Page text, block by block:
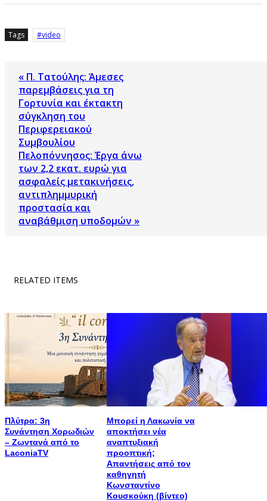
Tags video
« Π. Τατούλης: Άμεσες
παρεμβάσεις για τη
Γορτυνία και έκτακτη
σύγκληση του
Περιφερειακού
Συμβουλίου
Πελοπόννησος: Έργα άνω
των 2,2 εκατ. ευρώ για
ασφαλείς μετακινήσεις,
αντιπλημμυρική
προστασία και
αναβάθμιση υποδομών »
RELATED ITEMS
Πλύτρα: 3η
Συνάντηση Χορωδιών
– Ζωντανά από το
LaconiaTV
Μπορεί η Λακωνία να
αποκτήσει νέα
αναπτυξιακή
προοπτική;
Απαντήσεις από τον
καθηγητή
Κωνσταντίνο
Κουσκούκη (βίντεο)